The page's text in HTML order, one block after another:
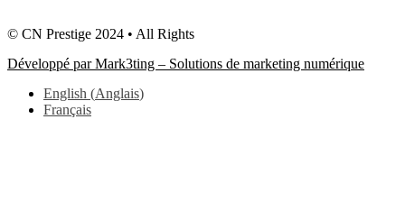
© CN Prestige 2024 • All Rights
Développé par Mark3ting – Solutions de marketing numérique
English (Anglais)
Français